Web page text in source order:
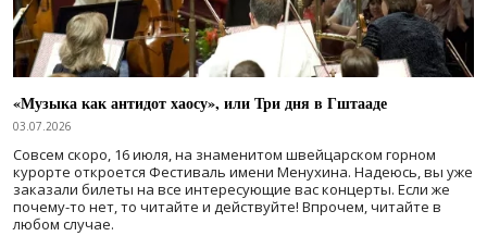
«Музыка как антидот хаосу», или Три дня в Гштааде
03.07.2026
Совсем скоро, 16 июля, на знаменитом швейцарском горном
курорте откроется Фестиваль имени Менухина. Надеюсь, вы уже
заказали билеты на все интересующие вас концерты. Если же
почему-то нет, то читайте и действуйте! Впрочем, читайте в
любом случае.